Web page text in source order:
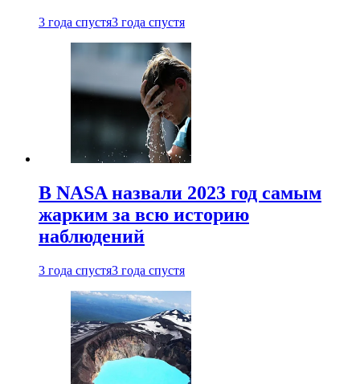
3 года спустя3 года спустя
В NASA назвали 2023 год самым
жарким за всю историю
наблюдений
3 года спустя3 года спустя